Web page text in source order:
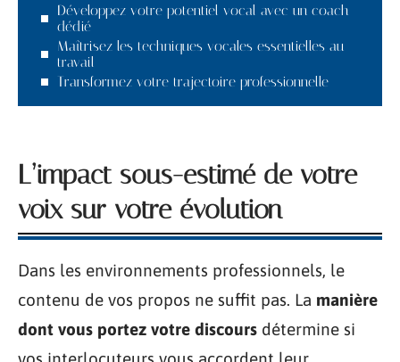
Développez votre potentiel vocal avec un coach
dédié
Maîtrisez les techniques vocales essentielles au
travail
Transformez votre trajectoire professionnelle
L’impact sous-estimé de votre
voix sur votre évolution
Dans les environnements professionnels, le
contenu de vos propos ne suffit pas. La manière
dont vous portez votre discours détermine si